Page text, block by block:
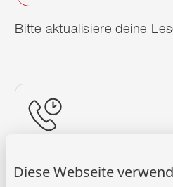
Diese Webseite
Bitte aktualisiere deine